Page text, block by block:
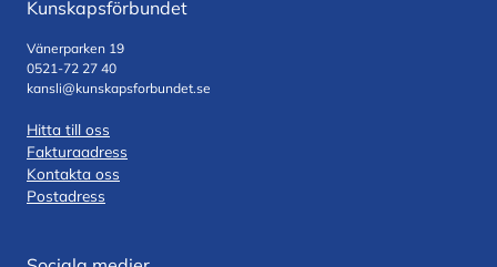
Kunskapsförbundet
Vänerparken 19
0521-72 27 40
kansli@kunskapsforbundet.se
Hitta till oss
Fakturaadress
Kontakta oss
Postadress